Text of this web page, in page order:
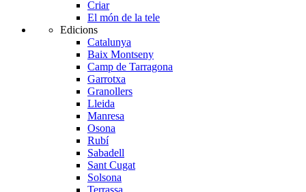
Criar
El món de la tele
Edicions
Catalunya
Baix Montseny
Camp de Tarragona
Garrotxa
Granollers
Lleida
Manresa
Osona
Rubí
Sabadell
Sant Cugat
Solsona
Terrassa